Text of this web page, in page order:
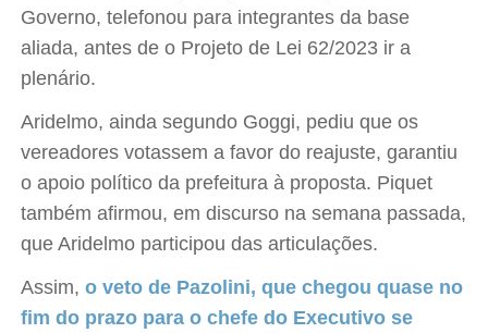
Governo, telefonou para integrantes da base
aliada, antes de o Projeto de Lei 62/2023 ir a
plenário.
Aridelmo, ainda segundo Goggi, pediu que os
vereadores votassem a favor do reajuste, garantiu
o apoio político da prefeitura à proposta. Piquet
também afirmou, em discurso na semana passada,
que Aridelmo participou das articulações.
Assim,o veto de Pazolini, que chegou quase no
fim do prazo para o chefe do Executivo se